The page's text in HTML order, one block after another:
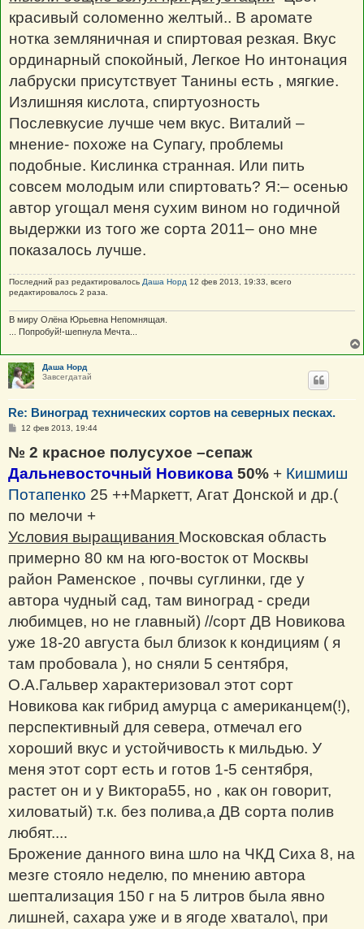
красивый соломенно желтый.. В аромате
нотка земляничная и спиртовая резкая. Вкус
ординарный спокойный, Легкое Но интонация
лабруски присутствует Танины есть , мягкие.
Излишняя кислота, спиртуозность
Послевкусие лучше чем вкус. Виталий –
мнение- похоже на Супагу, проблемы
подобные. Кислинка странная. Или пить
совсем молодым или спиртовать? Я:– осенью
автор угощал меня сухим вином но годичной
выдержки из того же сорта 2011– оно мне
показалось лучше.
Последний раз редактировалось Даша Норд 12 фев 2013, 19:33, всего
редактировалось 2 раза.
В миру Олёна Юрьевна Непомнящая.
... Попробуй!-шепнула Мечта...
Даша Норд
Завсегдатай
Re: Виноград технических сортов на северных песках.
С
о
б
е
и
12 фев 2013, 19:44
№ 2 красное полусухое –сепаж
Дальневосточный Новикова 50% + Кишмиш
Потапенко 25 ++Маркетт, Агат Донской и др.(
по мелочи +
Условия выращивания Московская область
примерно 80 км на юго-восток от Москвы
район Раменское , почвы суглинки, где у
автора чудный сад, там виноград - среди
любимцев, но не главный) //сорт ДВ Новикова
уже 18-20 августа был близок к кондициям ( я
там пробовала ), но сняли 5 сентября,
О.А.Гальвер характеризовал этот сорт
Новикова как гибрид амурца с американцем(!),
перспективный для севера, отмечал его
хороший вкус и устойчивость к мильдью. У
меня этот сорт есть и готов 1-5 сентября,
растет он и у Виктора55, но , как он говорит,
хиловатый) т.к. без полива,а ДВ сорта полив
любят....
Брожение данного вина шло на ЧКД Сиха 8, на
мезге стояло неделю, по мнению автора
шептализация 150 г на 5 литров была явно
лишней, сахара уже и в ягоде хватало\, при